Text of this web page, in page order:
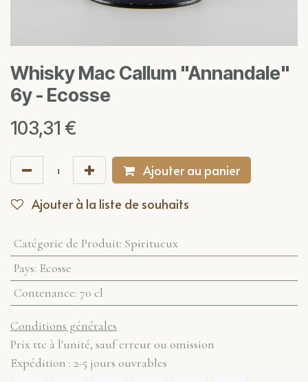
Whisky Mac Callum "Annandale"
6y - Ecosse
103,31 €
Ajouter au panier
Ajouter à la liste de souhaits
Catégorie de Produit: Spiritueux
Pays: Ecosse
Contenance: 70 cl
Conditions générales
Prix ttc à l'unité, sauf erreur ou omission
Expédition : 2-5 jours ouvrables